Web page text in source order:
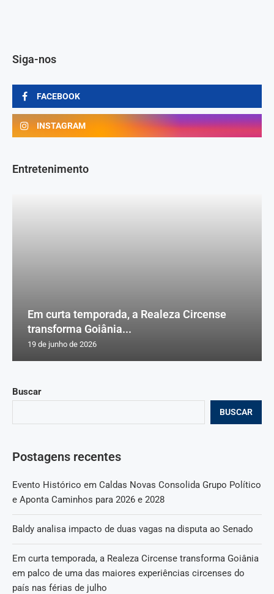
Buscar
BUSCAR
Postagens recentes
Evento Histórico em Caldas Novas Consolida Grupo Político
e Aponta Caminhos para 2026 e 2028
Baldy analisa impacto de duas vagas na disputa ao Senado
Em curta temporada, a Realeza Circense transforma Goiânia
em palco de uma das maiores experiências circenses do
país nas férias de julho
Siga-nos
FACEBOOK
INSTAGRAM
Entretenimento
Em curta temporada, a Realeza Circense
transforma Goiânia...
19 de junho de 2026